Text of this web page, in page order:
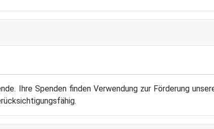
Ihre Spenden finden Verwendung zur Förderung